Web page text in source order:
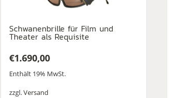
Schwanenbrille für Film und
Theater als Requisite
€1.690,00
Enthält 19% MwSt.
zzgl.Versand